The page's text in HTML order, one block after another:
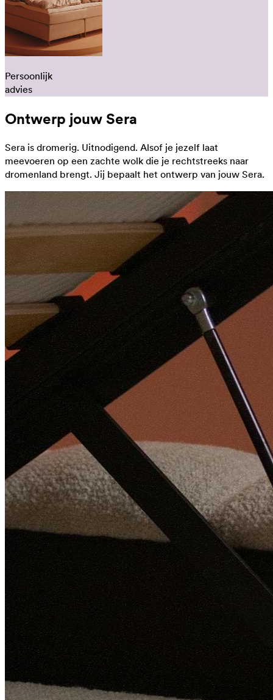
Persoonlijk
advies
Ontwerp jouw Sera
Sera is dromerig. Uitnodigend. Alsof je jezelf laat
meevoeren op een zachte wolk die je rechtstreeks naar
dromenland brengt. Jij bepaalt het ontwerp van jouw Sera.